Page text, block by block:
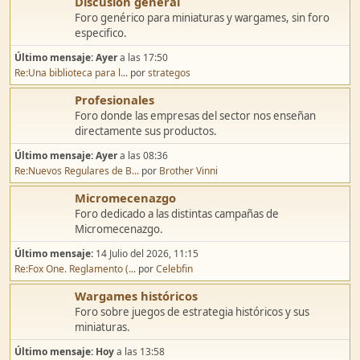
Foro genérico para miniaturas y wargames, sin foro
especifico.
Último mensaje:Ayera las 17:50
Re:Una biblioteca para l... porstrategos
Profesionales
Foro donde las empresas del sector nos enseñan
directamente sus productos.
Último mensaje:Ayera las 08:36
Re:Nuevos Regulares de B... por Brother Vinni
Micromecenazgo
Foro dedicado a las distintas campañas de
Micromecenazgo.
Último mensaje: 14 Julio del 2026, 11:15
Re:Fox One. Reglamento (... porCelebfin
Wargames históricos
Foro sobre juegos de estrategia históricos y sus
miniaturas.
Último mensaje: Hoya las 13:58